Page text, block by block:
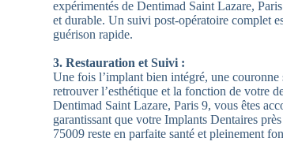
expérimentés de Dentimad Saint Lazare,
et durable. Un suivi post-opératoire complet
guérison rapide.
3. Restauration et Suivi :
Une fois l’implant bien intégré, une couronne
retrouver l’esthétique et la fonction de votre
Dentimad Saint Lazare, Paris 9, vous êtes
garantissant que votre Implants Dentaires
75009 reste en parfaite santé et pleinement